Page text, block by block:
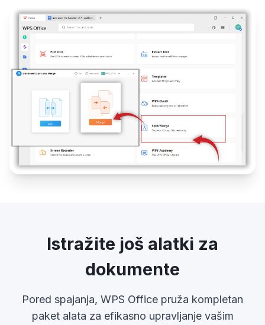
Istražite još alatki za
dokumente
Pored spajanja, WPS Office pruža kompletan
paket alata za efikasno upravljanje vašim